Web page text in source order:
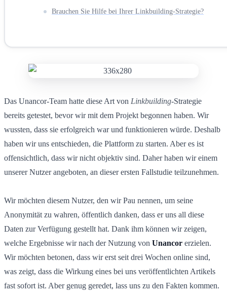
Brauchen Sie Hilfe bei Ihrer Linkbuilding-Strategie?
Das Unancor-Team hatte diese Art von Linkbuilding-Strategie
bereits getestet, bevor wir mit dem Projekt begonnen haben. Wir
wussten, dass sie erfolgreich war und funktionieren würde. Deshalb
haben wir uns entschieden, die Plattform zu starten. Aber es ist
offensichtlich, dass wir nicht objektiv sind. Daher haben wir einem
unserer Nutzer angeboten, an dieser ersten Fallstudie teilzunehmen.
Wir möchten diesem Nutzer, den wir Pau nennen, um seine
Anonymität zu wahren, öffentlich danken, dass er uns all diese
Daten zur Verfügung gestellt hat. Dank ihm können wir zeigen,
welche Ergebnisse wir nach der Nutzung von Unancor erzielen.
Wir möchten betonen, dass wir erst seit drei Wochen online sind,
was zeigt, dass die Wirkung eines bei uns veröffentlichten Artikels
fast sofort ist. Aber genug geredet, lass uns zu den Fakten kommen.